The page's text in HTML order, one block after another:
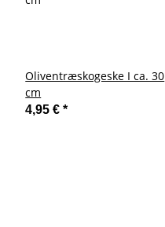
Oliventræskogeske I ca. 30
cm
4,95 €*